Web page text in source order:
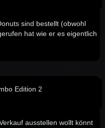
sind bestellt (obwohl
hat wie er es eigentlich
Edition 2
ausstellen wollt könnt